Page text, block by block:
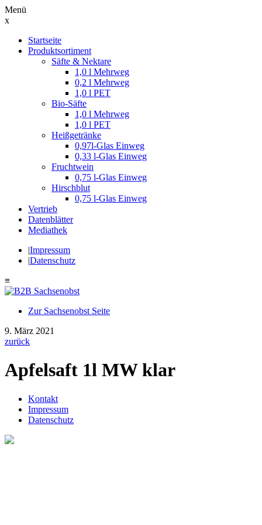
Menü
x
nach:
Startseite
Produktsortiment
Säfte & Nektare
1,0 l Mehrweg
0,2 l Mehrweg
1,0 l PET
Bio-Säfte
1,0 l Mehrweg
1,0 l PET
Heißgetränke
0,97l-Glas Einweg
0,33 l-Glas Einweg
Fruchtwein
0,75 l-Glas Einweg
Hirschblut
0,75 l-Glas Einweg
Vertrieb
Datenblätter
Mediathek
|Impressum
|Datenschutz
≡
Zur Sachsenobst Seite
Suche
nach:
9. März 2021
zurück
Apfelsaft 1l MW klar
Kontakt
Impressum
Datenschutz